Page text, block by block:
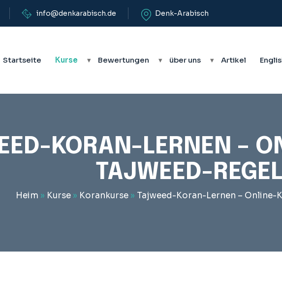
info@denkarabisch.de Denk-Arabisch
Startseite Kurse ▾ Bewertungen ▾ über uns ▾ Artikel
KORAN-LERNEN –
TAJWEED-
Heim » Kurse» Korankurse» Tajweed-Koran-Lernen – Online-